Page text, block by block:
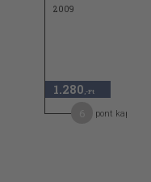
2009
1.280 ,-Ft
pont kapható